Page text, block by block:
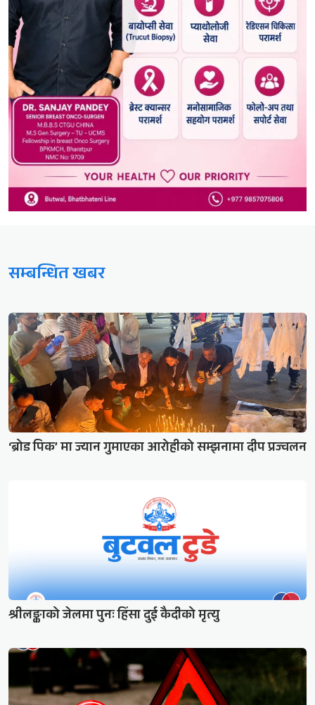
सम्बन्धित खबर
‘ब्रोड पिक’ मा ज्यान गुमाएका आरोहीको सम्झनामा दीप प्रज्वलन
श्रीलङ्काको जेलमा पुनः हिंसा दुई कैदीको मृत्यु